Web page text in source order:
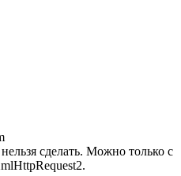
сделать. Можно только с